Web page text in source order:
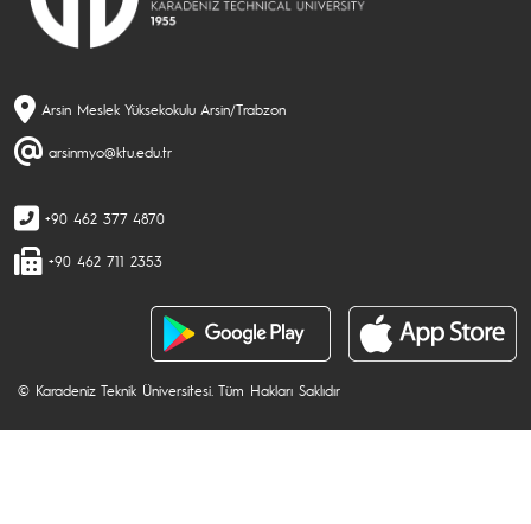
Arsin Meslek Yüksekokulu Arsin/Trabzon
arsinmyo@ktu.edu.tr
+90 462 377 4870
+90 462 711 2353
© Karadeniz Teknik Üniversitesi. Tüm Hakları Saklıdır